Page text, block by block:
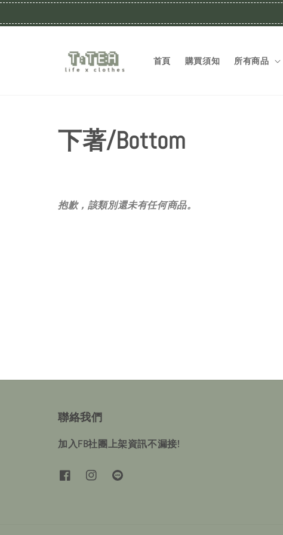
首頁 購買須知 所有商品
下著/Bottom
抱歉，該類別還未有任何商品。
聯絡我們
加入FB社團上架資訊不漏接!